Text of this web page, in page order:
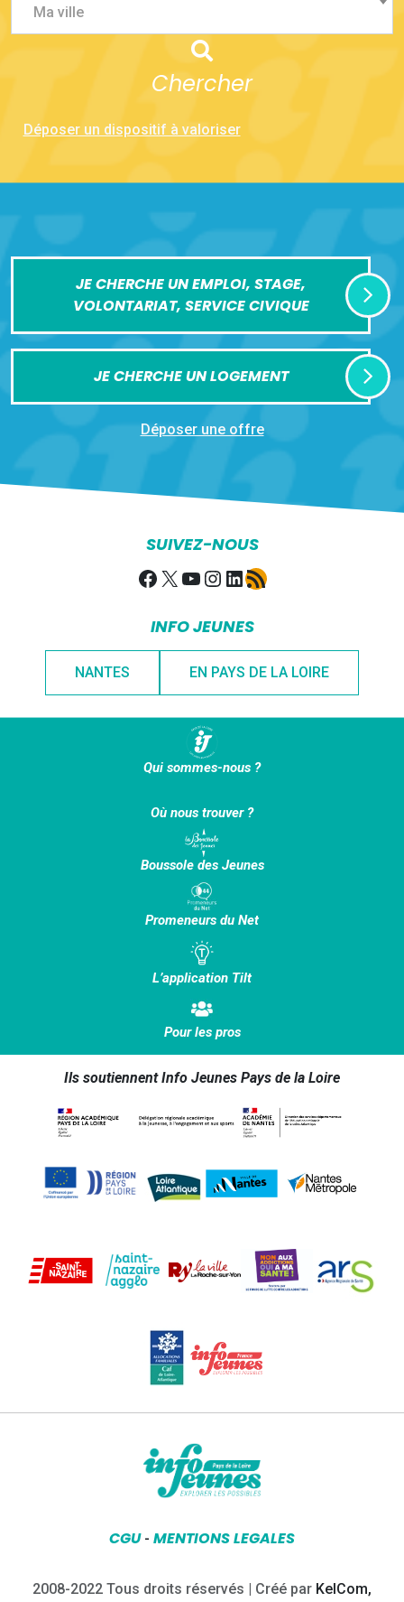
Ma ville
Chercher
Déposer un dispositif à valoriser
JE CHERCHE UN EMPLOI, STAGE,
VOLONTARIAT, SERVICE CIVIQUE
JE CHERCHE UN LOGEMENT
Déposer une offre
SUIVEZ-NOUS
Facebook
X YouTube
Instagram
LinkedIn
Flux RSS
INFO JEUNES
NANTES EN PAYS DE LA LOIRE
Qui sommes-nous ?
Où nous trouver ?
Boussole des Jeunes
Promeneurs du Net
L’application Tilt
Pour les pros
Ils soutiennent Info Jeunes Pays de la Loire
CGU- MENTIONS LEGALES
2008-2022 Tous droits réservés | Créé par KelCom,